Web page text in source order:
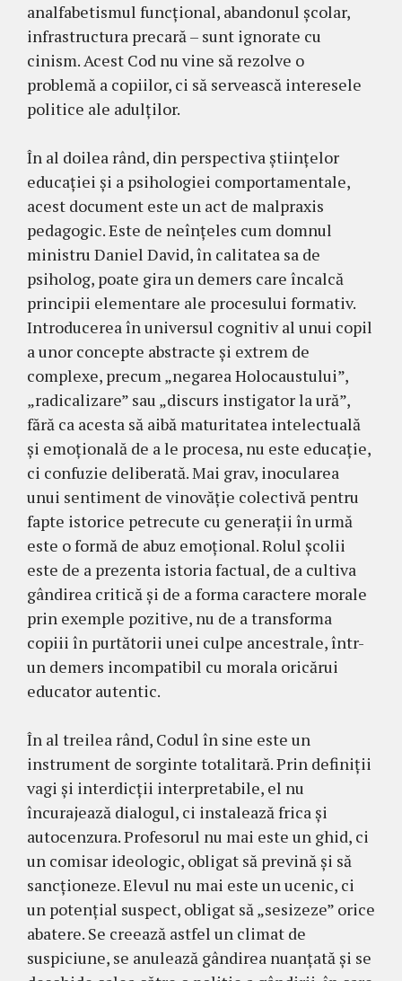
analfabetismul funcțional, abandonul școlar,
infrastructura precară – sunt ignorate cu
cinism. Acest Cod nu vine să rezolve o
problemă a copiilor, ci să servească interesele
politice ale adulților.
În al doilea rând, din perspectiva științelor
educației și a psihologiei comportamentale,
acest document este un act de malpraxis
pedagogic. Este de neînțeles cum domnul
ministru Daniel David, în calitatea sa de
psiholog, poate gira un demers care încalcă
principii elementare ale procesului formativ.
Introducerea în universul cognitiv al unui copil
a unor concepte abstracte și extrem de
complexe, precum „negarea Holocaustului”,
„radicalizare” sau „discurs instigator la ură”,
fără ca acesta să aibă maturitatea intelectuală
și emoțională de a le procesa, nu este educație,
ci confuzie deliberată. Mai grav, inocularea
unui sentiment de vinovăție colectivă pentru
fapte istorice petrecute cu generații în urmă
este o formă de abuz emoțional. Rolul școlii
este de a prezenta istoria factual, de a cultiva
gândirea critică și de a forma caractere morale
prin exemple pozitive, nu de a transforma
copiii în purtătorii unei culpe ancestrale, într-
un demers incompatibil cu morala oricărui
educator autentic.
În al treilea rând, Codul în sine este un
instrument de sorginte totalitară. Prin definiții
vagi și interdicții interpretabile, el nu
încurajează dialogul, ci instalează frica și
autocenzura. Profesorul nu mai este un ghid, ci
un comisar ideologic, obligat să prevină și să
sancționeze. Elevul nu mai este un ucenic, ci
un potențial suspect, obligat să „sesizeze” orice
abatere. Se creează astfel un climat de
suspiciune, se anulează gândirea nuanțată și se